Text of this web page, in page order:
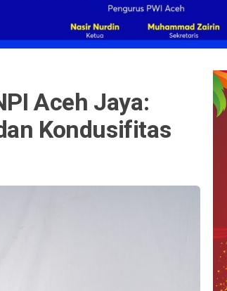
Aceh Jaya:
Kondusifitas